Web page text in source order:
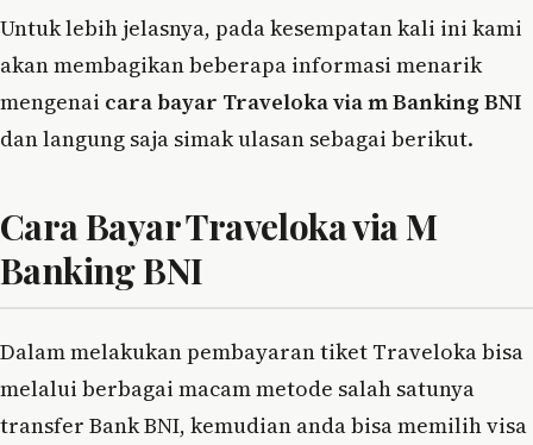
Untuk lebih jelasnya, pada kesempatan kali ini kami
akan membagikan beberapa informasi menarik
mengenai cara bayar Traveloka via m Banking BNI
dan langung saja simak ulasan sebagai berikut.
Cara Bayar Traveloka via M
Banking BNI
Dalam melakukan pembayaran tiket Traveloka bisa
melalui berbagai macam metode salah satunya
transfer Bank BNI, kemudian anda bisa memilih visa